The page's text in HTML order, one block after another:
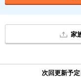
家
次回更新予